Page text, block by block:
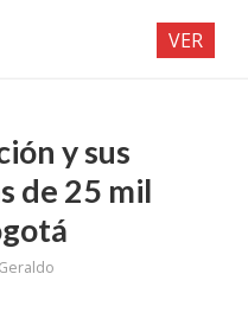
y sus
de 25 mil
VER